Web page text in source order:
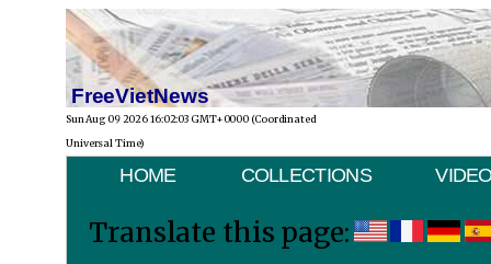
FreeVietNews
Sun Aug 09 2026 16:02:03 GMT+0000 (Coordinated
Universal Time)
HOME COLLECTIONS
Translate this page: